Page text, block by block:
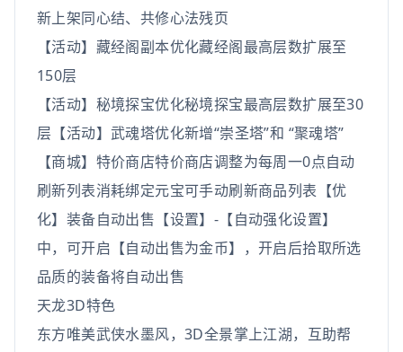
新上架同心结、共修心法残页
【活动】藏经阁副本优化藏经阁最高层数扩展至
150层
【活动】秘境探宝优化秘境探宝最高层数扩展至30
层【活动】武魂塔优化新增“崇圣塔”和 “聚魂塔”
【商城】特价商店特价商店调整为每周一0点自动
刷新列表消耗绑定元宝可手动刷新商品列表【优
化】装备自动出售【设置】-【自动强化设置】
中，可开启【自动出售为金币】，开启后拾取所选
品质的装备将自动出售
天龙3D特色
东方唯美武侠水墨风，3D全景掌上江湖，互助帮